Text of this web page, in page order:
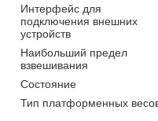
Интерфейс для
подключения внешних
устройств
Наибольший предел
взвешивания
Состояние
Тип платформенных